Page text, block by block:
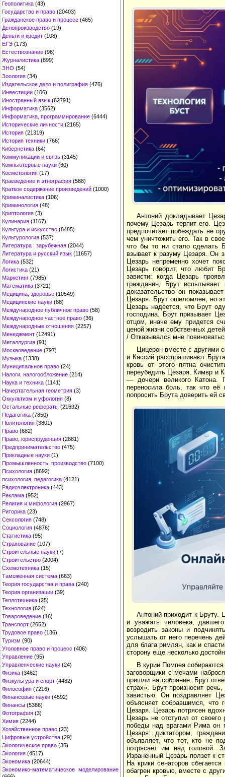
Геополитика (43)
Государство и право (20403)
Гражданское право и процесс (465)
Делопроизводство (19)
Деньги и кредит (108)
ЕГЭ (173)
Естествознание (96)
Журналистика (899)
ЗНО (54)
Зоология (34)
Издательское дело и полиграфия (476)
Инвестиции (106)
Иностранный язык (62791)
Информатика (3562)
Информатика, программирование (6444)
Исторические личности (2165)
История (21319)
История техники (766)
Кибернетика (64)
Коммуникации и связь (3145)
Компьютерные науки (60)
Косметология (17)
Краеведение и этнография (588)
Краткое содержание произведений (1000)
Криминалистика (106)
Криминология (48)
Криптология (3)
Кулинария (1167)
Культура и искусство (8485)
Культурология (537)
Литература : зарубежная (2044)
Литература и русский язык (11657)
Логика (532)
Логистика (21)
Маркетинг (7985)
Математика (3721)
Медицина, здоровье (10549)
Медицинские науки (88)
Международное публичное право (58)
Международное частное право (36)
Международные отношения (2257)
Менеджмент (12491)
Металлургия (91)
Москвоведение (797)
Музыка (1338)
Муниципальное право (24)
Налоги, налогообложение (214)
Наука и техника (1141)
Начертательная геометрия (3)
Оккультизм и уфология (8)
Остальные рефераты (21692)
Педагогика (7850)
Политология (3801)
Право (682)
Право, юриспруденция (2881)
Предпринимательство (475)
Прикладные науки (1)
Промышленность, производство (7100)
Психология (8692)
психология, педагогика (4121)
Радиоэлектроника (443)
Реклама (952)
Религия и мифология (2967)
Риторика (23)
Сексология (748)
Социология (4876)
Статистика (95)
Страхование (107)
Строительные науки (7)
Строительство (2004)
Схемотехника (15)
Таможенная система (663)
Теория государства и права (240)
Теория организации (39)
Теплотехника (25)
Технология (624)
Товароведение (16)
Транспорт (2652)
Трудовое право (136)
Туризм (90)
Уголовное право и процесс (406)
Управление (95)
Управленческие науки (24)
Физика (3462)
Физкультура и спорт (4482)
Философия (7216)
Финансовые науки (4592)
Финансы (5386)
Фотография (3)
Химия (2244)
Хозяйственное право (23)
Цифровые устройства (29)
Экологическое право (35)
Экология (4517)
Экономика (20644)
Экономико-математическое моделирование
Антоний докладывает
почему Цезарь терпит его.
предпочитает побеждать не
чем уничтожить его. Так в
что бы то ни стало сделать
взывает к разуму Цезаря. Он
Цезарь непременно хочет
Цезарь говорит, что любит
зависти: когда Цезарь
гражданин, Брут
доказательство он
Цезаря. Брут ошеломлен, но
Цезарь надеется, что Брут
господина. Брут призывает
отцом, иначе ему придется
ценой жизни собственных
/ Отказывался мне
Цицерон вместе с другими
и Кассий расспрашивают
кровь от этого пятна
переубедить Цезаря. Кимвр и
— дочери великого Катона.
переносила боль, так что
попросить Брута доверить ей
Антоний приходит к Бруту.
и уважать человека,
возродить законы и
услышать от него перечень
для блага римлян, как и
сторону еще несколько
В курии Помпея
заговорщики с мечами
пришли на собрание. Брут
страх». Брут произносит
завистью. Он поздравляет
объясняет собравшимся,
Цезаря. Цезарь потрясен
Цезарь не отступил от
победы над врагами Рима он
Цезаря: диктатором,
объявляет, что тот, кто не
потрясает им над головой.
Израненный Цезарь ползет к
На крики сенаторов
обагрен кровью, вместе с